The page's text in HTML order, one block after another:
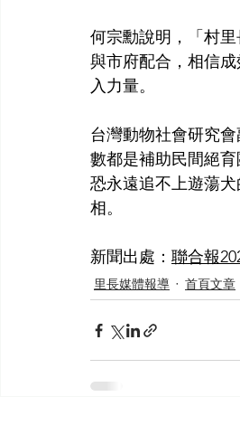
何宗勳說明，「村
與市府配合，相信
入力量。
台灣動物社會研究
數都是補助民間絕
恐永遠追不上遊蕩
相。
新聞出處： 聯合報
里長媒體報導 首頁文章